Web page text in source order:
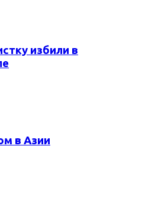
избили в
в Азии